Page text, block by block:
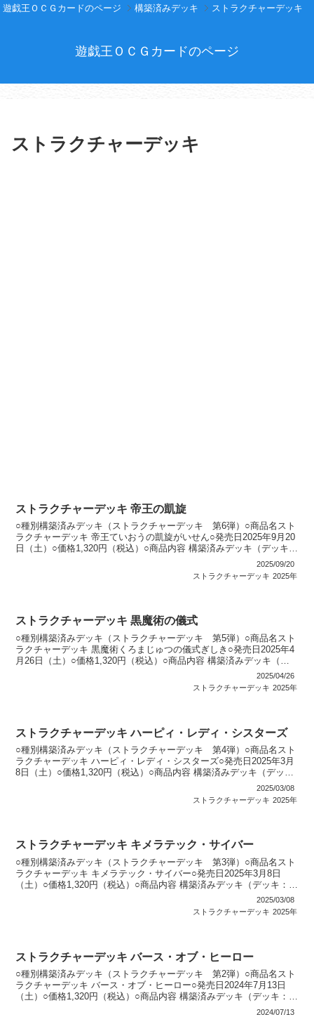
遊戯王ＯＣＧカードのページ 構築済みデッキ ストラクチャーデッキ
遊戯王ＯＣＧカードのページ
ストラクチャーデッキ
ストラクチャーデッキ 帝王の凱旋
○種別構築済みデッキ（ストラクチャーデッキ 第6弾）○商品名スト
ラクチャーデッキ 帝王ていおうの凱旋がいせん○発売日2025年9月20
日（土）○価格1,320円（税込）○商品内容 構築済みデッキ（デッキ：
2025/09/20
ストラクチャーデッキ 2025年
ストラクチャーデッキ 黒魔術の儀式
○種別構築済みデッキ（ストラクチャーデッキ 第5弾）○商品名スト
ラクチャーデッキ 黒魔術くろまじゅつの儀式ぎしき○発売日2025年4
月26日（土）○価格1,320円（税込）○商品内容 構築済みデッキ（デ
2025/04/26
ストラクチャーデッキ 2025年
ストラクチャーデッキ ハーピィ・レディ・シスターズ
○種別構築済みデッキ（ストラクチャーデッキ 第4弾）○商品名スト
ラクチャーデッキ ハーピィ・レディ・シスターズ○発売日2025年3月
8日（土）○価格1,320円（税込）○商品内容 構築済みデッキ（デッ
2025/03/08
ストラクチャーデッキ 2025年
ストラクチャーデッキ キメラテック・サイバー
○種別構築済みデッキ（ストラクチャーデッキ 第3弾）○商品名スト
ラクチャーデッキ キメラテック・サイバー○発売日2025年3月8日
（土）○価格1,320円（税込）○商品内容 構築済みデッキ（デッキ：
2025/03/08
ストラクチャーデッキ 2025年
ストラクチャーデッキ バース・オブ・ヒーロー
○種別構築済みデッキ（ストラクチャーデッキ 第2弾）○商品名スト
ラクチャーデッキ バース・オブ・ヒーロー○発売日2024年7月13日
（土）○価格1,320円（税込）○商品内容 構築済みデッキ（デッキ：
2024/07/13